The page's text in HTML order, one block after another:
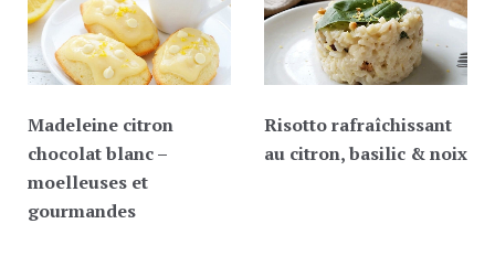
Madeleine citron
chocolat blanc –
moelleuses et
gourmandes
Risotto rafraîchissant
au citron, basilic & noix